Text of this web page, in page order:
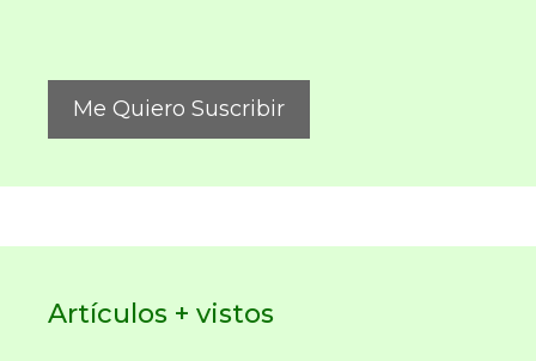
Artículos + vistos